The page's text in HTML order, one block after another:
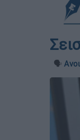
🗣️